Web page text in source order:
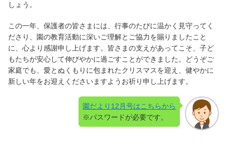
しょう。
この一年、保護者の皆さまには、行事のたびに温かく見守ってく
ださり、園の教育活動に深いご理解とご協力を賜りましたこと
に、心より感謝申し上げます。皆さまの支えがあってこそ、子ど
もたちが安心して伸びやかに過ごすことができました。どうぞご
家庭でも、愛とぬくもりに包まれたクリスマスを迎え、健やかに
新しい年をお迎えくださいますようお祈り申し上げます。
園だより12月号はこちらから
※パスワードが必要です。